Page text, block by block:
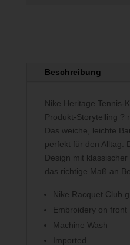
Beschreibung
Nike Heritage Tennis-
Produkt-Storytelling ?
Das weiche, leichte
perfekt für den Alltag.
Design mit
das richtige Maß an
Nike Racquet Club
Embroidery on front
Machine Wash
Imported